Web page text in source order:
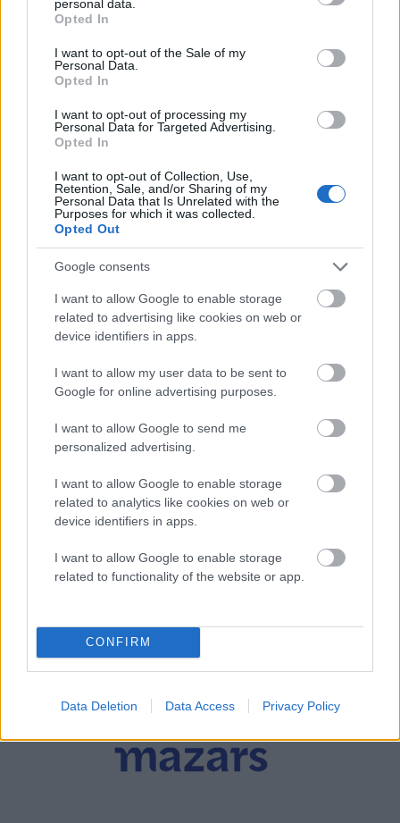
grant or deny consent to Google and its third-party tags to
use your data for below specified purposes in below Google
consent section.
personal data.
Opted In
I want to opt-out of the Sale of my
Personal Data.
Opted In
I want to opt-out of processing my
Personal Data for Targeted Advertising.
Opted In
I want to opt-out of Collection, Use,
Retention, Sale, and/or Sharing of my
Personal Data that Is Unrelated with the
Purposes for which it was collected.
Opted Out
Google consents
I want to allow Google to enable storage
related to advertising like cookies on web or
device identifiers in apps.
I want to allow my user data to be sent to
Google for online advertising purposes.
I want to allow Google to send me
personalized advertising.
I want to allow Google to enable storage
related to analytics like cookies on web or
device identifiers in apps.
I want to allow Google to enable storage
related to functionality of the website or app.
CONFIRM
Data Deletion Data Access Privacy Policy
Oppdatert regnskapsinformasjon og nøkkeltall
Analyse av konkurrenter og markeder
Innsyn i saker fra domstolene
Kjøp nå